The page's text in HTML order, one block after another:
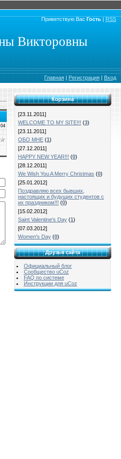
Приветствую Вас Гость | RSS
Викторовны
Главная | Регистрация | Вход
Корзина
[23.11.2011]
WELCOME TO MY SITE!!! (3)
[23.11.2011]
ОБО МНЕ (1)
[27.12.2011]
HAPPY NEW YEAR!!! (0)
[28.12.2011]
We Wish You A Merry Christmas (0)
[25.01.2012]
Поздравляю всех бывших,
настоящих и будущих студентов с
их праздником!!! (0)
[15.02.2012]
Saint Valentine's Day (1)
[07.03.2012]
Women's Day (0)
Друзья сайта
Официальный блог
Сообщество uCoz
FAQ по системе
Инструкции для uCoz